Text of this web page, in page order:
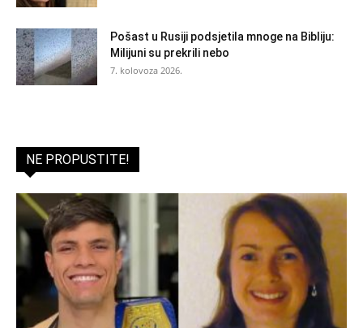
Pošast u Rusiji podsjetila mnoge na Bibliju:
Milijuni su prekrili nebo
7. kolovoza 2026.
NE PROPUSTITE!